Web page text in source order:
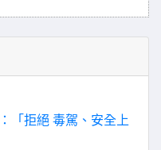
「拒絕 毒駕、安全上